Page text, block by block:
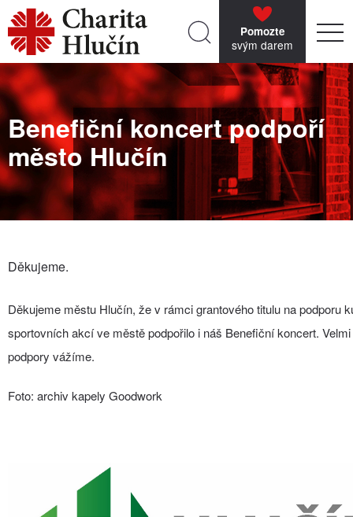
Pomozte
svým darem
Benefiční koncert podpoří
město Hlučín
Děkujeme.
Děkujeme městu Hlučín, že v rámci grantového titulu na podporu
sportovních akcí ve městě podpořilo i náš Benefiční koncert.
podpory vážíme.
Foto: archiv kapely Goodwork